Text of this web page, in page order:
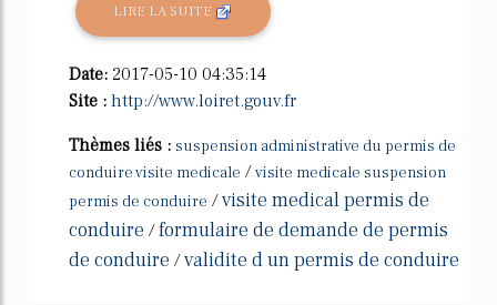
LIRE LA SUITE
Date: 2017-05-10 04:35:14
Site : http://www.loiret.gouv.fr
Thèmes liés : suspension administrative du permis de
conduire visite medicale /visite medicale suspension
permis de conduire /visite medical permis de
conduire /formulaire de demande de permis
de conduire /validite d un permis de conduire